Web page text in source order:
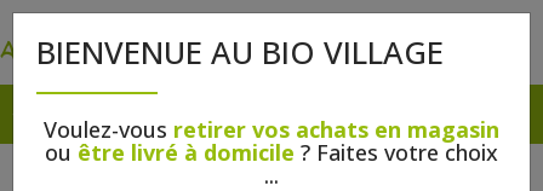
BIENVENUE AU BIO VILLAGE
Voulez-vous retirer vos achats en magasin
ou être livré à domicile ? Faites votre choix
...